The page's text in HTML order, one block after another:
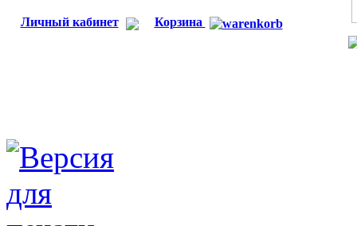
Личный кабинет Корзина